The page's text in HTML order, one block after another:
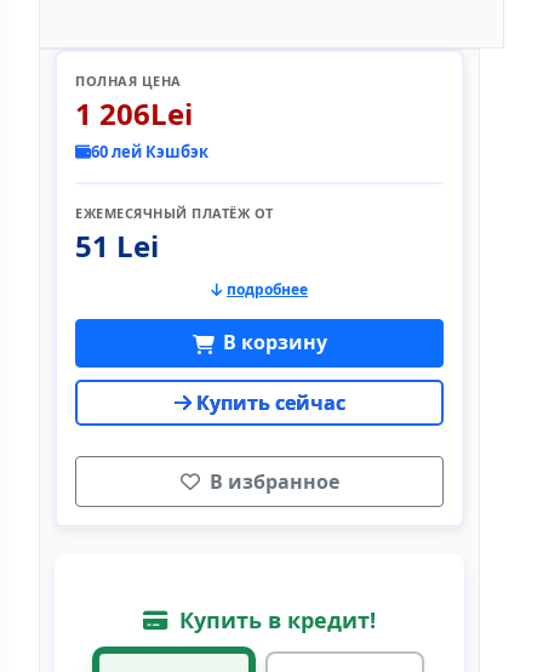
ПОЛНАЯ ЦЕНА
1 206Lei
60 лей Кэшбэк
ЕЖЕМЕСЯЧНЫЙ ПЛАТЁЖ ОТ
51 Lei
подробнее
В корзину
Купить сейчас
В избранное
Купить в кредит!